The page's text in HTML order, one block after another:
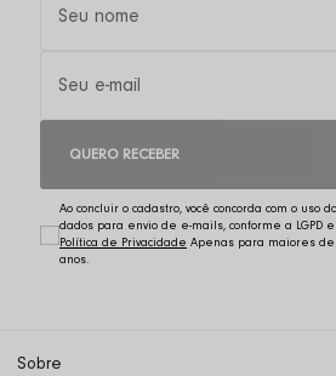
QUERO RECEBER
Ao concluir o cadastro, você concorda com o uso
dados para envio de e-mails, conforme a LGPD e
Política de Privacidade
Sobre